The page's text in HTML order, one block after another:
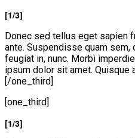
THƯ VIỆN
[1/3]
Donec sed tellus eget sapien
ante. Suspendisse quam sem,
feugiat in, nunc. Morbi
ipsum dolor sit amet. Quisque
[/one_third]
[one_third]
[1/3]